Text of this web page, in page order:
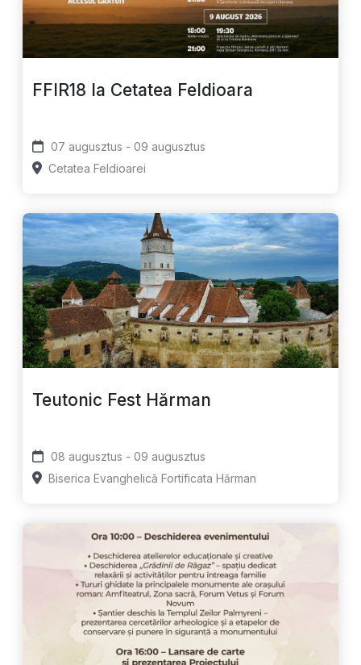
FFIR18 la Cetatea Feldioara
07 augusztus - 09 augusztus
Cetatea Feldioarei
Teutonic Fest Hărman
08 augusztus - 09 augusztus
Biserica Evanghelică Fortificata Hărman